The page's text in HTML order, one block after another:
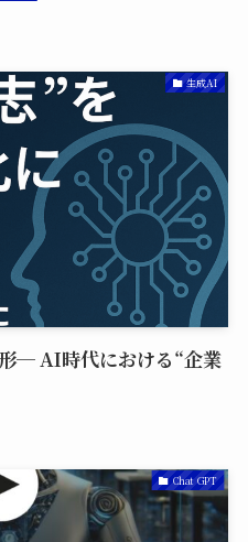
生成AI
─ AI時代における“企業
Chat GPT